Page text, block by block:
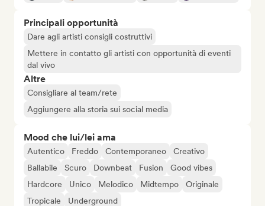
Principali opportunità
Dare agli artisti consigli costruttivi
Mettere in contatto gli artisti con opportunità di eventi
dal vivo
Altre
Consigliare al team/rete
Aggiungere alla storia sui social media
Mood che lui/lei ama
Autentico Freddo Contemporaneo
Creativo
Ballabile
Scuro Downbeat Fusion
Good vibes
Hardcore
Unico Melodico Midtempo
Originale
Tropicale
Underground